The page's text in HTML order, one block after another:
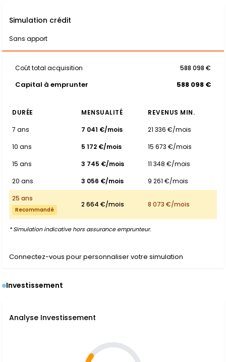
Simulation crédit
Sans apport
Coût total acquisition 588 098 €
Capital à emprunter 588 098 €
DURÉE MENSUALITÉ
REVENUS MIN.
7 ans
7 041 €/mois
21 336 €/mois
10 ans
5 172 €/mois
15 673 €/mois
15 ans
3 745 €/mois
11 348 €/mois
20 ans
3 056 €/mois
9 261 €/mois
25 ans
Recommandé
2 664 €/mois 8 073 €/mois
* Simulation indicative hors assurance emprunteur.
Connectez-vous pour personnaliser votre simulation
Investissement
Analyse Investissement